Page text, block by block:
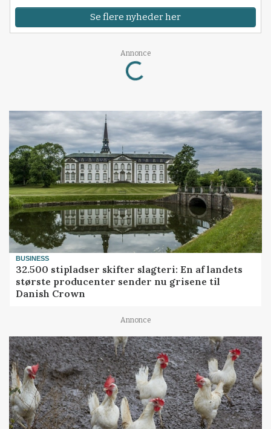
Se flere nyheder her
Annonce
Loading...
BUSINESS
32.500 stipladser skifter slagteri: En af landets
største producenter sender nu grisene til
Danish Crown
Annonce